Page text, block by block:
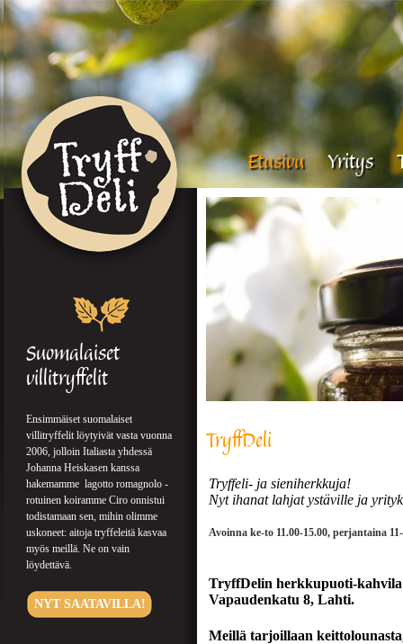
Suomalaiset
villitryffelit
Ensimmäiset suomalaiset
villitryffelit löytyivät vasta vuonna
2006, jolloin Italiasta yhdessä
Johanna Heiskasen kanssa
hakemamme lagotto romagnolo -
rotuinen koiramme Ciro onnistui
todistamaan sen, mihin olimme
uskoneet: aitoja tryffeleitä kasvaa
myös meillä. Ne on vain
löydettävä.
NYT SAATAVILLA!
Etusivu Yritys
TryffDeli
Tryffeli- ja sieniherkkuja!
Nyt ihanat lahjat ystäville ja
Avoinna ke-to 11.00-15.00, perjantaina
TryffDelin herkkupuoti-kahvila
Vapaudenkatu 8, Lahti.
Meillä tarjoillaan